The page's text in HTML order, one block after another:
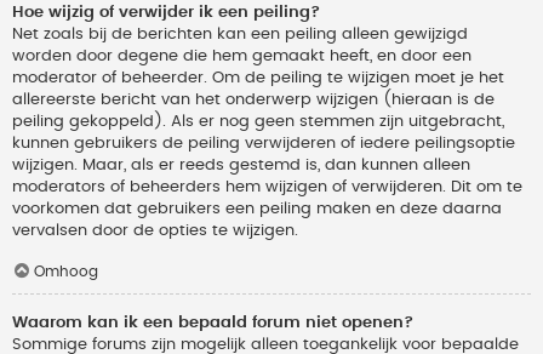
Hoe wijzig of verwijder ik een peiling?
Net zoals bij de berichten kan een peiling alleen gewijzigd
worden door degene die hem gemaakt heeft, en door een
moderator of beheerder. Om de peiling te wijzigen moet je het
allereerste bericht van het onderwerp wijzigen (hieraan is de
peiling gekoppeld). Als er nog geen stemmen zijn uitgebracht,
kunnen gebruikers de peiling verwijderen of iedere peilingsoptie
wijzigen. Maar, als er reeds gestemd is, dan kunnen alleen
moderators of beheerders hem wijzigen of verwijderen. Dit om te
voorkomen dat gebruikers een peiling maken en deze daarna
vervalsen door de opties te wijzigen.
Omhoog
Waarom kan ik een bepaald forum niet openen?
Sommige forums zijn mogelijk alleen toegankelijk voor bepaalde